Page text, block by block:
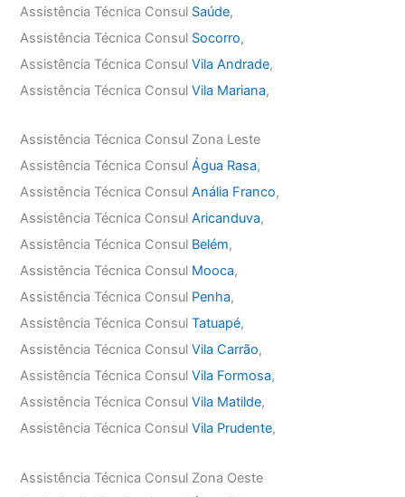
Assistência Técnica Consul Saúde,
Assistência Técnica Consul Socorro,
Assistência Técnica ConsulVila Andrade,
Assistência Técnica ConsulVila Mariana,
Assistência Técnica Consul Zona Leste
Assistência Técnica ConsulÁgua Rasa,
Assistência Técnica ConsulAnália Franco,
Assistência Técnica ConsulAricanduva,
Assistência Técnica Consul Belém,
Assistência Técnica Consul Mooca,
Assistência Técnica Consul Penha,
Assistência Técnica ConsulTatuapé,
Assistência Técnica ConsulVila Carrão,
Assistência Técnica ConsulVila Formosa,
Assistência Técnica ConsulVila Matilde,
Assistência Técnica ConsulVila Prudente,
Assistência Técnica Consul Zona Oeste